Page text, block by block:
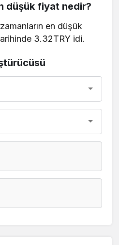
düşük fiyat nedir?
en düşük
3.32TRY idi.